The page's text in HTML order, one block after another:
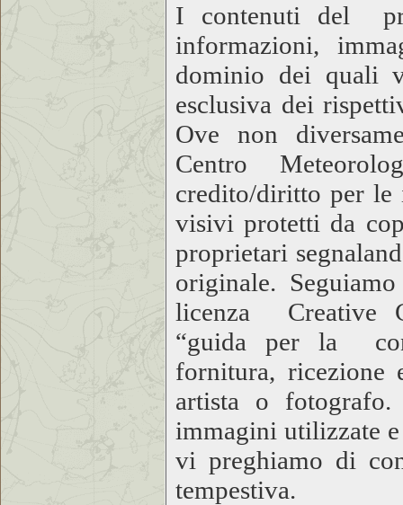
I contenuti del
informazioni,
dominio dei quali
esclusiva dei
Ove non
Centro
credito/diritto per
visivi protetti da
proprietari
originale.
licenza Creative
“guida per la
fornitura, ricezione
artista o
immagini utilizzate
vi preghiamo di
tempestiva.